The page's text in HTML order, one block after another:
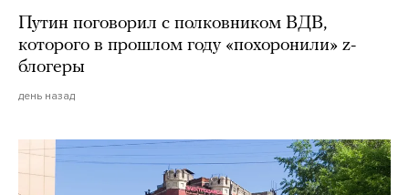
Путин поговорил с полковником ВДВ,
которого в прошлом году «похоронили» z-
блогеры
день назад